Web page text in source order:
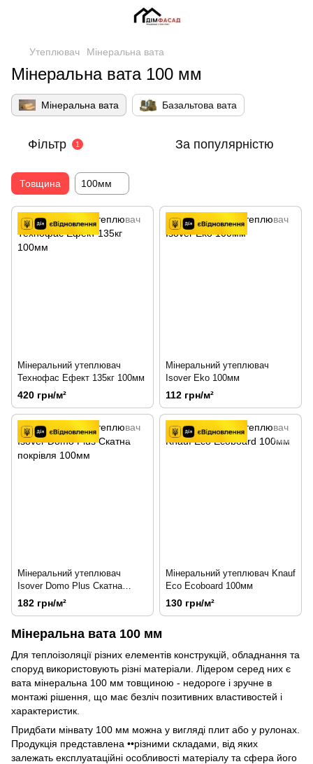
Утеплювач Мінеральна вата
Мінеральна вата 100 мм
Мінеральна вата Базальтова вата
Фільтр 1 За популярністю
Товщина 100мм
Мінеральний утеплювач
Технофас Ефект 135кг 100мм
420 грн/м²
Мінеральний утеплювач
Isover Eko 100мм
112 грн/м²
Мінеральний утеплювач
Isover Domo Plus Скатна
покрівля 100мм
182 грн/м²
Мінеральний утеплювач Knauf
Eco Ecoboard 100мм
130 грн/м²
Мінеральна вата 100 мм
Для теплоізоляції різних елементів конструкцій, обладнання та
споруд використовують різні матеріали. Лідером серед них є
вата мінеральна 100 мм товщиною - недороге і зручне в
монтажі рішення, що має безліч позитивних властивостей і
характеристик.
Придбати мінвату 100 мм можна у вигляді плит або у рулонах.
Продукція представлена ••різними складами, від яких
залежать експлуатаційні особливості матеріалу та сфера його